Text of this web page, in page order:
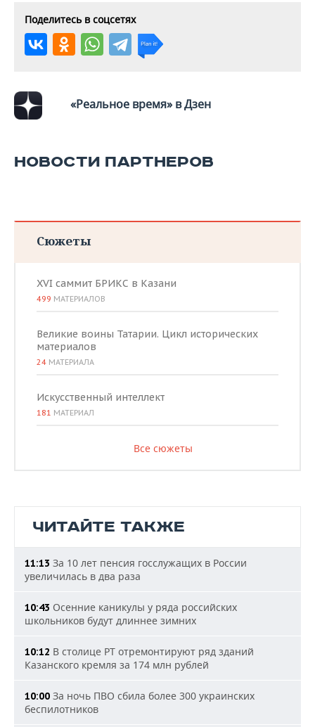
Поделитесь в соцсетях
«Реальное время» в Дзен
НОВОСТИ ПАРТНЕРОВ
Сюжеты
XVI саммит БРИКС в Казани
499 МАТЕРИАЛОВ
Великие воины Татарии. Цикл исторических
материалов
24 МАТЕРИАЛА
Искусственный интеллект
181 МАТЕРИАЛ
Все сюжеты
ЧИТАЙТЕ ТАКЖЕ
11:13 За 10 лет пенсия госслужащих в России
увеличилась в два раза
10:43 Осенние каникулы у ряда российских
школьников будут длиннее зимних
10:12 В столице РТ отремонтируют ряд зданий
Казанского кремля за 174 млн рублей
10:00 За ночь ПВО сбила более 300 украинских
беспилотников